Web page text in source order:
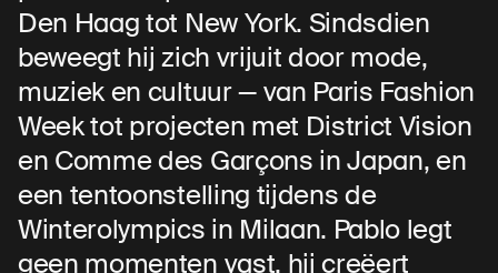
Den Haag tot New York. Sindsdien
beweegt hij zich vrijuit door mode,
muziek en cultuur — van Paris Fashion
Week tot projecten met District Vision
en Comme des Garçons in Japan, en
een tentoonstelling tijdens de
Winterolympics in Milaan. Pablo legt
geen momenten vast, hij creëert